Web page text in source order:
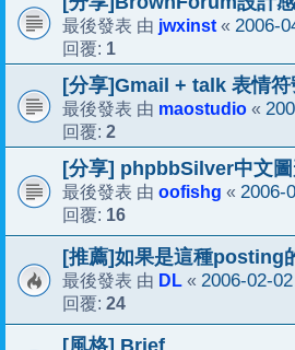
最後發表 由 jwxinst « 2006-
回覆: 1
[分享]Gmail + talk 表情符
最後發表 由 maostudio «
回覆: 2
[分享] phpbbSilver中文
最後發表 由 oofishg « 2006-
回覆: 16
[推薦]如果是這種posting
最後發表 由 DL « 2006-02-
回覆: 24